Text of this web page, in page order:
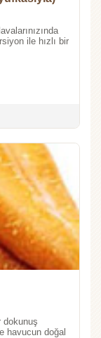
ile hızlı bir
dokunuş
havucun doğal